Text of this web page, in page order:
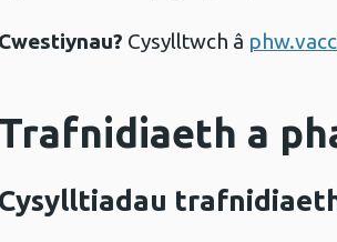
Cwestiynau? Cysylltwch â
Trafnidiaeth a
Cysylltiadau